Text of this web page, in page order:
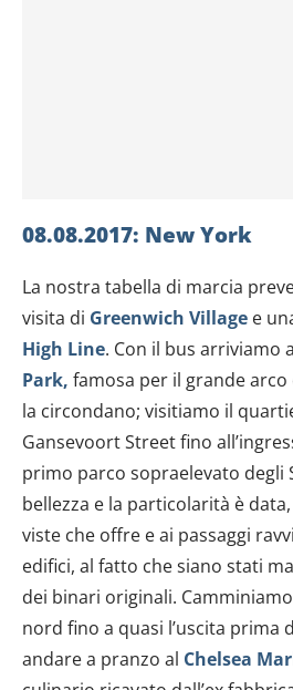
08.08.2017: New York
La nostra tabella di marcia
visita di Greenwich Village e
High Line. Con il bus arriviamo a
Park, famosa per il grande
la circondano; visitiamo il
Gansevoort Street fino
primo parco sopraelevato degli
bellezza e la particolarità è
viste che offre e ai passaggi
edifici, al fatto che siano stati
dei binari originali.
nord fino a quasi l’uscita
andare a pranzo al Chelsea